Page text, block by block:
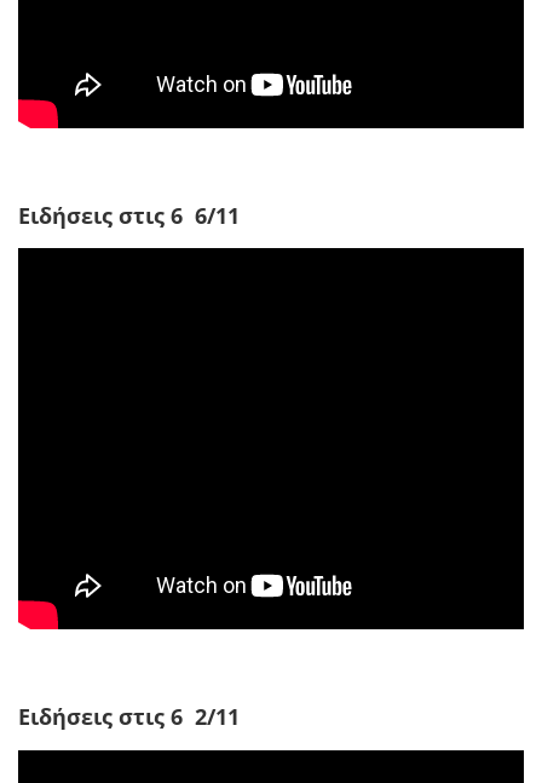
Ειδήσεις στις 6 6/11
Ειδήσεις στις 6 2/11